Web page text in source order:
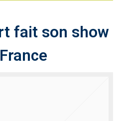
fait son show